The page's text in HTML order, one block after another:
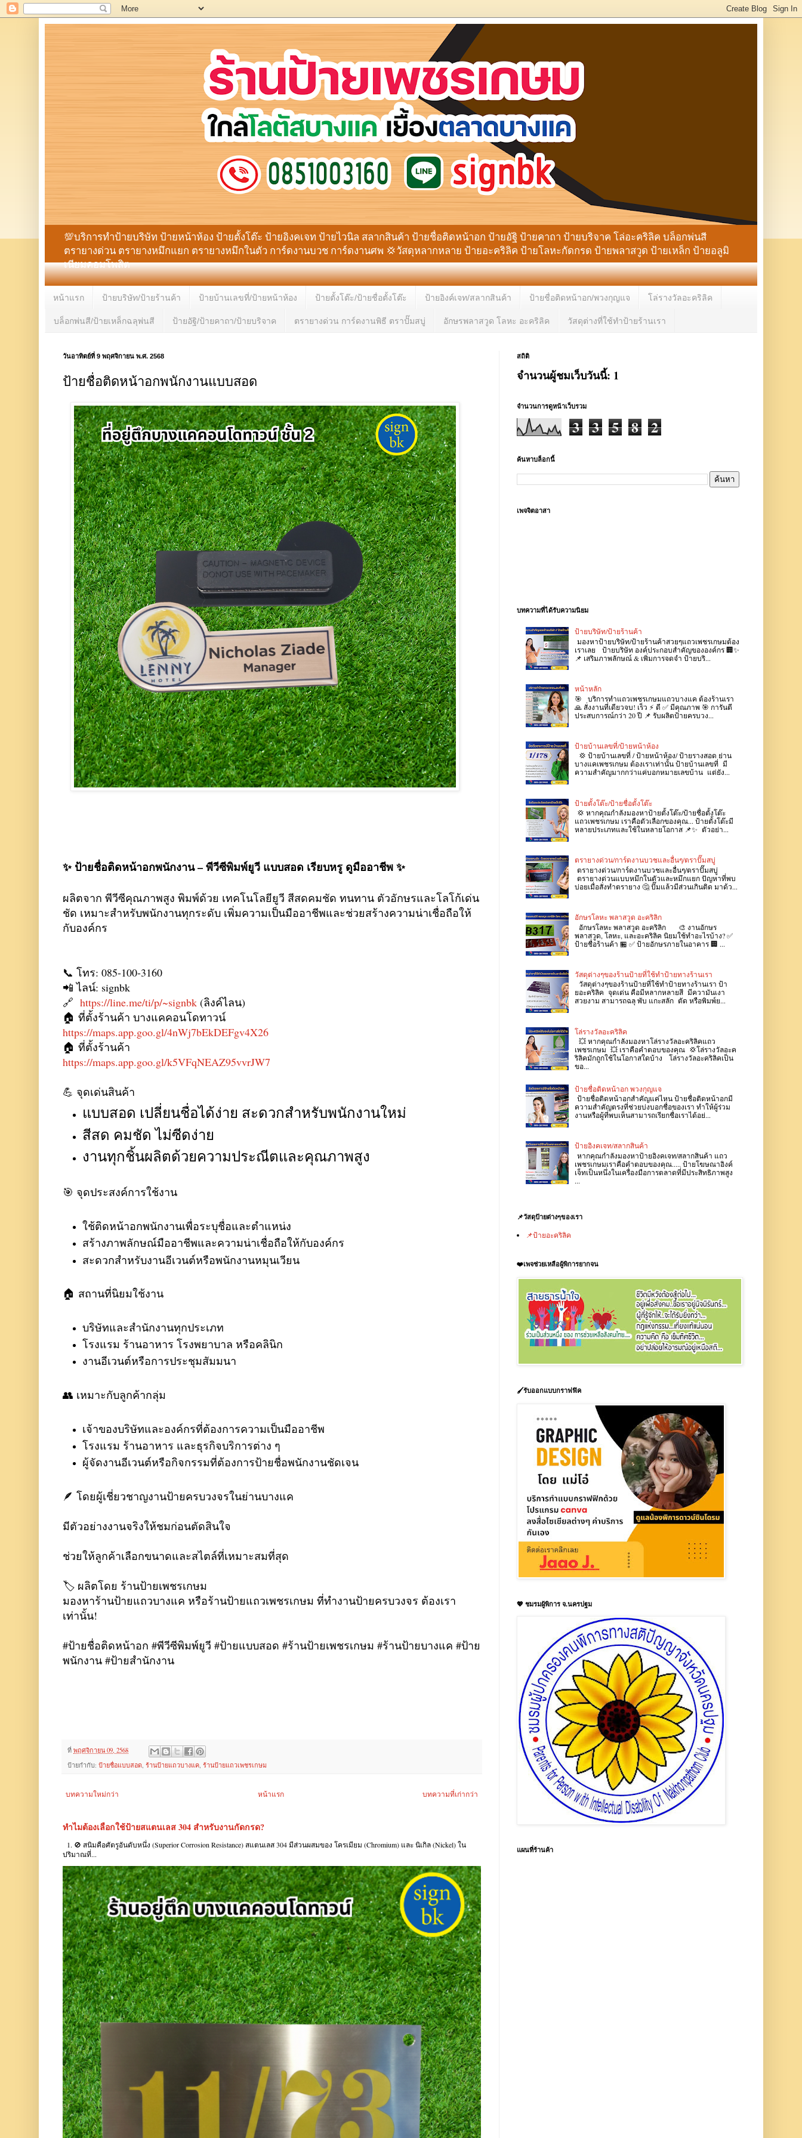
💯บริการทำป้ายบริษัท ป้ายหน้าห้อง ป้ายตั้งโต๊ะ ป้ายอิงคเจท ป้ายไวนิล สลากสินค้า ป้ายชื่อติดหน้าอก ป้ายอัฐิ ป้ายคาถา ป้ายบริจาค โล่อะคริลิค บล็อกพ่นสี
ตรายางด่วน ตรายางหมึกแยก ตรายางหมึกในตัว การ์ดงานบวช การ์ดงานศพ 💢วัสดุหลากหลาย ป้ายอะคริลิค ป้ายโลหะกัดกรด ป้ายพลาสวูด ป้ายเหล็ก ป้ายอลูมิ
เนียมคอมโพสิต
หน้าแรก ป้ายบริษัท/ป้ายร้านค้า ป้ายบ้านเลขที่/ป้ายหน้าห้อง ป้ายตั้งโต๊ะ/ป้ายชื่อตั้งโต๊ะ ป้ายอิงค์เจท/สลากสินค้า ป้ายชื่อติดหน้าอก/พวงกุญแจ โล่รางวัลอะคริลิค
บล็อกพ่นสี/ป้ายเหล็กฉลุพ่นสี ป้ายอัฐิ/ป้ายคาถา/ป้ายบริจาค ตรายางด่วน การ์ดงานพิธี ตราปั๊มสบู่ อักษรพลาสวูด โลหะ อะคริลิค วัสดุต่างที่ใช้ทำป้ายร้านเรา
วันอาทิตย์ที่ 9 พฤศจิกายน พ.ศ. 2568
ป้ายชื่อติดหน้าอกพนักงานแบบสอด
✨ ป้ายชื่อติดหน้าอกพนักงาน – พีวีซีพิมพ์ยูวี แบบสอด เรียบหรู ดูมืออาชีพ ✨
ผลิตจาก พีวีซีคุณภาพสูง พิมพ์ด้วย เทคโนโลยียูวี สีสดคมชัด ทนทาน ตัวอักษรและโลโก้เด่น
ชัด เหมาะสำหรับพนักงานทุกระดับ เพิ่มความเป็นมืออาชีพและช่วยสร้างความน่าเชื่อถือให้
กับองค์กร
📞 โทร: 085-100-3160
📲 ไลน์: signbk
🔗 https://line.me/ti/p/~signbk (ลิงค์ไลน)
🏠 ที่ตั้งร้านค้า บางแคคอนโดทาวน์
https://maps.app.goo.gl/4nWj7bEkDEFgv4X26
🏠 ที่ตั้งร้านค้า
https://maps.app.goo.gl/k5VFqNEAZ95vvrJW7
💪 จุดเด่นสินค้า
แบบสอด เปลี่ยนชื่อได้ง่าย สะดวกสำหรับพนักงานใหม่
สีสด คมชัด ไม่ซีดง่าย
งานทุกชิ้นผลิตด้วยความประณีตและคุณภาพสูง
🎯 จุดประสงค์การใช้งาน
ใช้ติดหน้าอกพนักงานเพื่อระบุชื่อและตำแหน่ง
สร้างภาพลักษณ์มืออาชีพและความน่าเชื่อถือให้กับองค์กร
สะดวกสำหรับงานอีเวนต์หรือพนักงานหมุนเวียน
🏠 สถานที่นิยมใช้งาน
บริษัทและสำนักงานทุกประเภท
โรงแรม ร้านอาหาร โรงพยาบาล หรือคลินิก
งานอีเวนต์หรือการประชุมสัมมนา
👥 เหมาะกับลูกค้ากลุ่ม
เจ้าของบริษัทและองค์กรที่ต้องการความเป็นมืออาชีพ
โรงแรม ร้านอาหาร และธุรกิจบริการต่าง ๆ
ผู้จัดงานอีเวนต์หรือกิจกรรมที่ต้องการป้ายชื่อพนักงานชัดเจน
🪶 โดยผู้เชี่ยวชาญงานป้ายครบวงจรในย่านบางแค
มีตัวอย่างงานจริงให้ชมก่อนตัดสินใจ
ช่วยให้ลูกค้าเลือกขนาดและสไตล์ที่เหมาะสมที่สุด
🏷️ ผลิตโดย ร้านป้ายเพชรเกษม
มองหาร้านป้ายแถวบางแค หรือร้านป้ายแถวเพชรเกษม ที่ทำงานป้ายครบวงจร ต้องเรา
เท่านั้น!
#ป้ายชื่อติดหน้าอก #พีวีซีพิมพ์ยูวี #ป้ายแบบสอด #ร้านป้ายเพชรเกษม #ร้านป้ายบางแค #ป้าย
พนักงาน #ป้ายสำนักงาน
ที่ พฤศจิกายน 09, 2568
ป้ายกำกับ: ป้ายชื่อแบบสอด, ร้านป้ายแถวบางแค, ร้านป้ายแถวเพชรเกษม
บทความใหม่กว่า บทความที่เก่ากว่า
หน้าแรก
ทำไมต้องเลือกใช้ป้ายสแตนเลส 304 สำหรับงานกัดกรด?
1. 🚫 สนิมคือศัตรูอันดับหนึ่ง (Superior Corrosion Resistance) สแตนเลส 304 มีส่วนผสมของ โครเมียม (Chromium) และ นิเกิล (Nickel) ใน
ปริมาณที่...
สถิติ
จำนวนผู้ชมเว็บวันนี้: 1
จำนวนการดูหน้าเว็บรวม
3 3 5 8 2
ค้นหาบล็อกนี้
เพจจิตอาสา
บทความที่ได้รับความนิยม
ป้ายบริษัท/ป้ายร้านค้า
มองหาป้ายบริษัท/ป้ายร้านค้าสวยๆแถวเพชรเกษมต้อง
เราเลย ป้ายบริษัท องค์ประกอบสำคัญขององค์กร 🏢✨
📌 เสริมภาพลักษณ์ & เพิ่มการจดจำ ป้ายบริ...
หน้าหลัก
🎯 บริการทำแถวเพชรเกษมแถวบางแค ต้องร้านเรา
🙏 สั่งงานที่เดียวจบ! เร็ว ⚡ ดี ✅ มีคุณภาพ 🎯 การันตี
ประสบการณ์กว่า 20 ปี 📌 รับผลิตป้ายครบวง...
ป้ายบ้านเลขที่/ป้ายหน้าห้อง
💢 ป้ายบ้านเลขที่ / ป้ายหน้าห้อง/ ป้ายรางสอด ย่าน
บางแคเพชรเกษม ต้องเราเท่านั้น ป้ายบ้านเลขที่ มี
ความสำคัญมากกว่าแค่บอกหมายเลขบ้าน แต่ยัง...
ป้ายตั้งโต๊ะ/ป้ายชื่อตั้งโต๊ะ
💢 หากคุณกำลังมองหาป้ายตั้งโต๊ะ/ป้ายชื่อตั้งโต๊ะ
แถวเพชรเกษม เราคือตัวเลือกของคุณ... ป้ายตั้งโต๊ะมี
หลายประเภทและใช้ในหลายโอกาส 📌✨ ตัวอย่า...
ตรายางด่วน/การ์ดงานบวชและอื่นๆ/ตราปั๊มสบู่
ตรายางด่วน/การ์ดงานบวชและอื่นๆ/ตราปั๊มสบู่
ตรายางด่วนแบบหมึกในตัวและหมึกแยก ปัญหาที่พบ
บ่อยเมื่อสั่งทำตรายาง 🤔 ปั๊มแล้วมีส่วนเกินติด มาด้ว...
อักษรโลหะ พลาสวูด อะคริลิก
อักษรโลหะ พลาสวูด อะคริลิก 🎨 งานอักษร
พลาสวูด, โลหะ, และอะคริลิค นิยมใช้ทำอะไรบ้าง? ✅
ป้ายชื่อร้านค้า 🏪 ✅ ป้ายอักษรภายในอาคาร 🏢 ...
วัสดุต่างๆของร้านป้ายที่ใช้ทำป้ายทางร้านเรา
วัสดุต่างๆของร้านป้ายที่ใช้ทำป้ายทางร้านเรา ป้า
ยอะคริลิค จุดเด่น คือมีหลากหลายสี มีความันเงา
สวยงาม สามารถฉลุ พับ แกะสลัก ตัด หรือพิมพ์ย...
โล่รางวัลอะคริลิค
💥 หากคุณกำลังมองหาโล่รางวัลอะคริลิคแถว
เพชรเกษม 💥 เราคือคำตอบของคุณ 💢โล่รางวัลอะค
ริลิคมักถูกใช้ในโอกาสใดบ้าง โล่รางวัลอะคริลิคเป็น
ขอ...
ป้ายชื่อติดหน้าอก พวงกุญแจ
ป้ายชื่อติดหน้าอกสำคัญแค่ไหน ป้ายชื่อติดหน้าอกมี
ความสำคัญตรงที่ช่วยบ่งบอกชื่อของเรา ทำให้ผู้ร่วม
งานหรือผู้ที่พบเห็นสามารถเรียกชื่อเราได้อย่...
ป้ายอิงคเจท/สลากสินค้า
หากคุณกำลังมองหาป้ายอิงคเจท/สลากสินค้า แถว
เพชรเกษมเราคือคำตอบของคุณ..... ป้ายโฆษณาอิงค์
เจ็ทเป็นหนึ่งในเครื่องมือการตลาดที่มีประสิทธิภาพสูง
...
📌วัสดุป้ายต่างๆของเรา
📌ป้ายอะคริลิค
❤️เพจช่วยเหลือผู้พิการยากจน
🖌️รับออกแบบกราฟฟิค
💖 ชมรมผู้พิการ จ.นครปฐม
แผนที่ร้านค้า